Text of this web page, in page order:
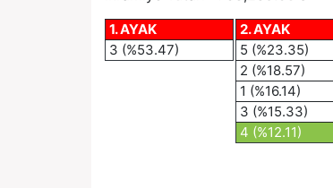
1. AYAK
3 (%53.47)
2. AYAK
5 (%23.35)
2 (%18.57)
1 (%16.14)
3 (%15.33)
4 (%12.11)